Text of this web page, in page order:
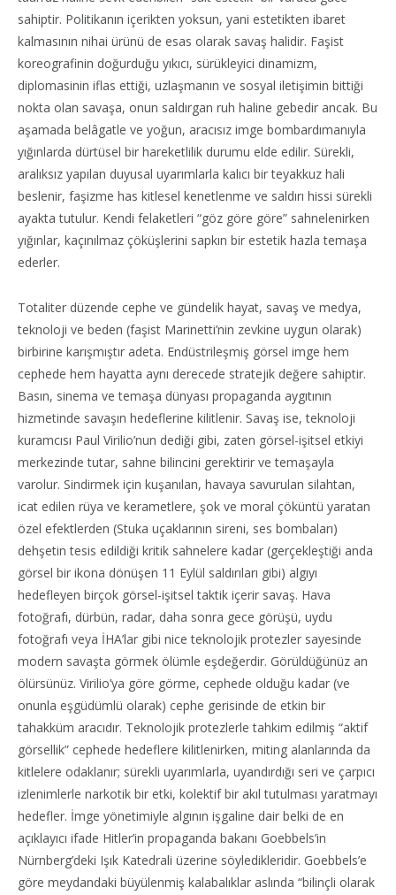
sahiptir. Politikanın içerikten yoksun, yani estetikten ibaret
kalmasının nihai ürünü de esas olarak savaş halidir. Faşist
koreografinin doğurduğu yıkıcı, sürükleyici dinamizm,
diplomasinin iflas ettiği, uzlaşmanın ve sosyal iletişimin bittiği
nokta olan savaşa, onun saldırgan ruh haline gebedir ancak. Bu
aşamada belâgatle ve yoğun, aracısız imge bombardımanıyla
yığınlarda dürtüsel bir hareketlilik durumu elde edilir. Sürekli,
aralıksız yapılan duyusal uyarımlarla kalıcı bir teyakkuz hali
beslenir, faşizme has kitlesel kenetlenme ve saldırı hissi sürekli
ayakta tutulur. Kendi felaketleri “göz göre göre” sahnelenirken
yığınlar, kaçınılmaz çöküşlerini sapkın bir estetik hazla temaşa
ederler.
Totaliter düzende cephe ve gündelik hayat, savaş ve medya,
teknoloji ve beden (faşist Marinetti’nin zevkine uygun olarak)
birbirine karışmıştır adeta. Endüstrileşmiş görsel imge hem
cephede hem hayatta aynı derecede stratejik değere sahiptir.
Basın, sinema ve temaşa dünyası propaganda aygıtının
hizmetinde savaşın hedeflerine kilitlenir. Savaş ise, teknoloji
kuramcısı Paul Virilio’nun dediği gibi, zaten görsel-işitsel etkiyi
merkezinde tutar, sahne bilincini gerektirir ve temaşayla
varolur. Sindirmek için kuşanılan, havaya savurulan silahtan,
icat edilen rüya ve kerametlere, şok ve moral çöküntü yaratan
özel efektlerden (Stuka uçaklarının sireni, ses bombaları)
dehşetin tesis edildiği kritik sahnelere kadar (gerçekleştiği anda
görsel bir ikona dönüşen 11 Eylül saldırıları gibi) algıyı
hedefleyen birçok görsel-işitsel taktik içerir savaş. Hava
fotoğrafı, dürbün, radar, daha sonra gece görüşü, uydu
fotoğrafı veya İHA’lar gibi nice teknolojik protezler sayesinde
modern savaşta görmek ölümle eşdeğerdir. Görüldüğünüz an
ölürsünüz. Virilio’ya göre görme, cephede olduğu kadar (ve
onunla eşgüdümlü olarak) cephe gerisinde de etkin bir
tahakküm aracıdır. Teknolojik protezlerle tahkim edilmiş “aktif
görsellik” cephede hedeflere kilitlenirken, miting alanlarında da
kitlelere odaklanır; sürekli uyarımlarla, uyandırdığı seri ve çarpıcı
izlenimlerle narkotik bir etki, kolektif bir akıl tutulması yaratmayı
hedefler. İmge yönetimiyle algının işgaline dair belki de en
açıklayıcı ifade Hitler’in propaganda bakanı Goebbels’in
Nürnberg’deki Işık Katedrali üzerine söyledikleridir. Goebbels’e
göre meydandaki büyülenmiş kalabalıklar aslında “bilinçli olarak